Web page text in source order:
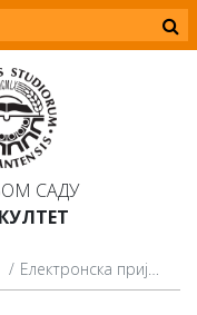
САДУ
Електронска пријава